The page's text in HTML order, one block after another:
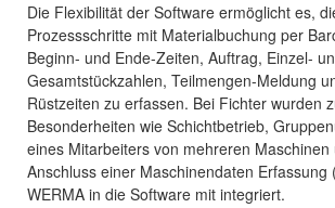
Die Flexibilität der Software ermöglicht es,
Prozessschritte mit Materialbuchung per
Beginn- und Ende-Zeiten, Auftrag, Einzel-
Gesamtstückzahlen, Teilmengen-Meldung
Rüstzeiten zu erfassen. Bei Fichter wurden
Besonderheiten wie Schichtbetrieb,
eines Mitarbeiters von mehreren Maschinen
Anschluss einer Maschinendaten Erfassung
WERMA in die Software mit integriert.